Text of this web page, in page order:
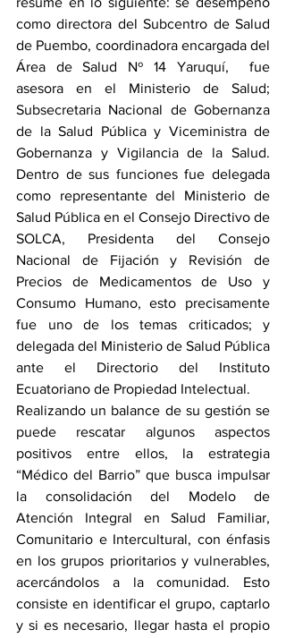
como directora del Subcentro de Salud
de Puembo, coordinadora encargada del
Área de Salud Nº 14 Yaruquí,  fue
asesora en el Ministerio de Salud;
Subsecretaria Nacional de Gobernanza
de la Salud Pública y Viceministra de
Gobernanza y Vigilancia de la Salud.
Dentro de sus funciones fue delegada
como representante del Ministerio de
Salud Pública en el Consejo Directivo de
SOLCA, Presidenta del Consejo
Nacional de Fijación y Revisión de
Precios de Medicamentos de Uso y
Consumo Humano, esto precisamente
fue uno de los temas criticados; y
delegada del Ministerio de Salud Pública
ante el Directorio del Instituto
Ecuatoriano de Propiedad Intelectual.
Realizando un balance de su gestión se
puede rescatar algunos aspectos
positivos entre ellos, la estrategia
“Médico del Barrio” que busca impulsar
la consolidación del Modelo de
Atención Integral en Salud Familiar,
Comunitario e Intercultural, con énfasis
en los grupos prioritarios y vulnerables,
acercándolos a la comunidad. Esto
consiste en identificar el grupo, captarlo
y si es necesario, llegar hasta el propio